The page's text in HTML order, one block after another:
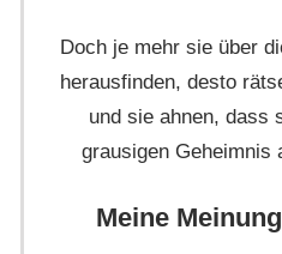
Doch je mehr sie über
herausfinden, desto
und sie ahnen, dass
grausigen
Meine